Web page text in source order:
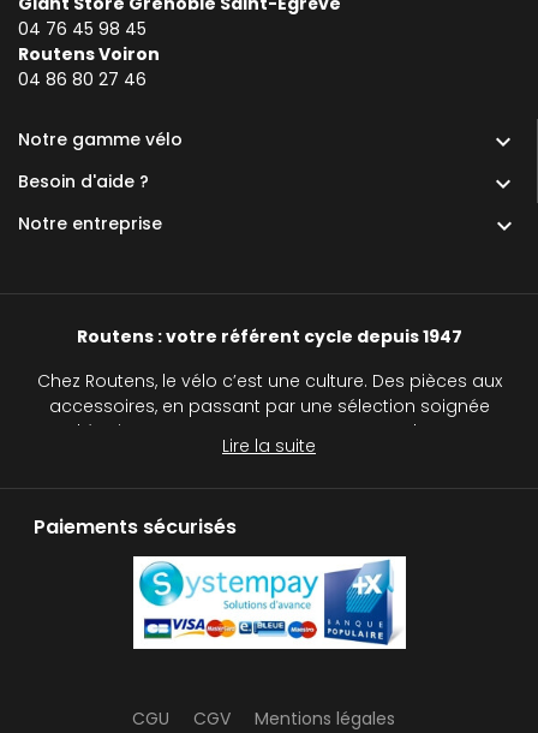
04 76 45 98 45
Routens Voiron
04 86 80 27 46
Notre gamme vélo 
Besoin d'aide ? 
Notre entreprise 
Routens : votre référent cycle depuis 1947
Chez Routens, le vélo c’est une culture. Des pièces aux
accessoires, en passant par une sélection soignée
d’équipements, nous accompagnons chaque
cycliste, du passionné au curieux, sur tous les
Routens, c’est plus qu’un simple magasin de vélos :
c’est une véritable institution pour tous les passionnés
de deux roues. Avec notre réseau de cinq magasins
de cycles, nous vous accompagnons dans le choix
de votre vélo, qu’il s’agisse d’un vélo de route, d’un VTT,
d’un gravel, d’un vélo à assistance électrique (VAE),
Lire la suite
Paiements sécurisés
CGU CGV
Mentions légales